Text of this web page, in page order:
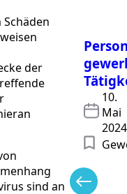
der
sind an
10.
Mai
2024